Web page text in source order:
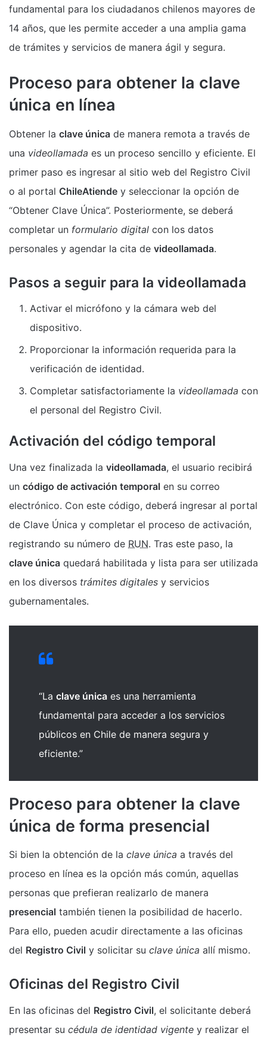
fundamental para los ciudadanos chilenos mayores de
14 años, que les permite acceder a una amplia gama
de trámites y servicios de manera ágil y segura.
Proceso para obtener la clave
única en línea
Obtener la clave única de manera remota a través de
una videollamada es un proceso sencillo y eficiente. El
primer paso es ingresar al sitio web del Registro Civil
o al portal ChileAtiende y seleccionar la opción de
“Obtener Clave Única”. Posteriormente, se deberá
completar un formulario digital con los datos
personales y agendar la cita de videollamada.
Pasos a seguir para la videollamada
Activar el micrófono y la cámara web del
dispositivo.
Proporcionar la información requerida para la
verificación de identidad.
Completar satisfactoriamente la videollamada con
el personal del Registro Civil.
Activación del código temporal
Una vez finalizada la videollamada, el usuario recibirá
un código de activación temporal en su correo
electrónico. Con este código, deberá ingresar al portal
de Clave Única y completar el proceso de activación,
registrando su número de RUN. Tras este paso, la
clave única quedará habilitada y lista para ser utilizada
en los diversos trámites digitales y servicios
gubernamentales.
“La clave única es una herramienta
fundamental para acceder a los servicios
públicos en Chile de manera segura y
eficiente.”
Proceso para obtener la clave
única de forma presencial
Si bien la obtención de la clave única a través del
proceso en línea es la opción más común, aquellas
personas que prefieran realizarlo de manera
presencial también tienen la posibilidad de hacerlo.
Para ello, pueden acudir directamente a las oficinas
del Registro Civil y solicitar su clave única allí mismo.
Oficinas del Registro Civil
En las oficinas del Registro Civil, el solicitante deberá
presentar su cédula de identidad vigente y realizar el